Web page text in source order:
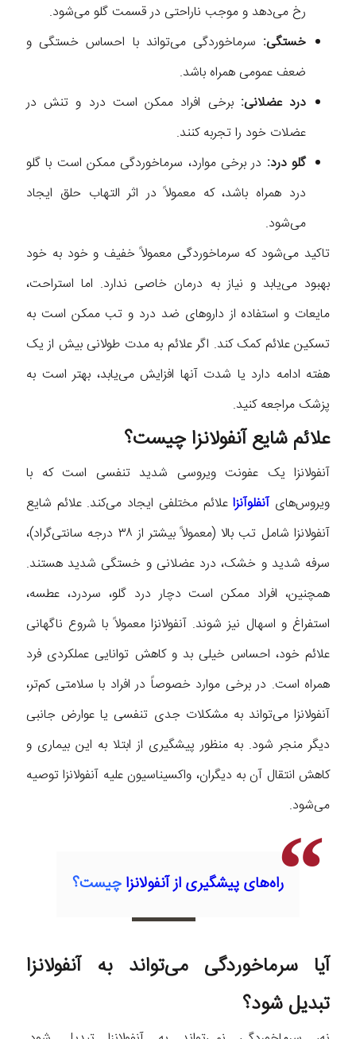
رخ می‌دهد و موجب ناراحتی در قسمت گلو می‌شود.
خستگی: سرماخوردگی می‌تواند با احساس خستگی و
ضعف عمومی همراه باشد.
درد عضلانی: برخی افراد ممکن است درد و تنش در
عضلات خود را تجربه کنند.
گلو درد: در برخی موارد، سرماخوردگی ممکن است با گلو
درد همراه باشد، که معمولاً در اثر التهاب حلق ایجاد
می‌شود.
تاکید می‌شود که سرماخوردگی معمولاً خفیف و خود به خود
بهبود می‌یابد و نیاز به درمان خاصی ندارد. اما استراحت،
مایعات و استفاده از داروهای ضد درد و تب ممکن است به
تسکین علائم کمک کند. اگر علائم به مدت طولانی بیش از یک
هفته ادامه دارد یا شدت آنها افزایش می‌یابد، بهتر است به
پزشک مراجعه کنید.
علائم شایع آنفولانزا چیست؟
آنفولانزا یک عفونت ویروسی شدید تنفسی است که با
ویروس‌هایآنفلوآنزاعلائم مختلفی ایجاد می‌کند. علائم شایع
آنفولانزا شامل تب بالا (معمولاً بیشتر از ۳۸ درجه سانتی‌گراد)،
سرفه شدید و خشک، درد عضلانی و خستگی شدید هستند.
همچنین، افراد ممکن است دچار درد گلو، سردرد، عطسه،
استفراغ و اسهال نیز شوند. آنفولانزا معمولاً با شروع ناگهانی
علائم خود، احساس خیلی بد و کاهش توانایی عملکردی فرد
همراه است. در برخی موارد خصوصاً در افراد با سلامتی کم‌تر،
آنفولانزا می‌تواند به مشکلات جدی تنفسی یا عوارض جانبی
دیگر منجر شود. به منظور پیشگیری از ابتلا به این بیماری و
کاهش انتقال آن به دیگران، واکسیناسیون علیه آنفولانزا توصیه
می‌شود.
راه‌های پیشگیری از آنفولانزاچیست؟
آیا سرماخوردگی می‌تواند به آنفولانزا
تبدیل شود؟